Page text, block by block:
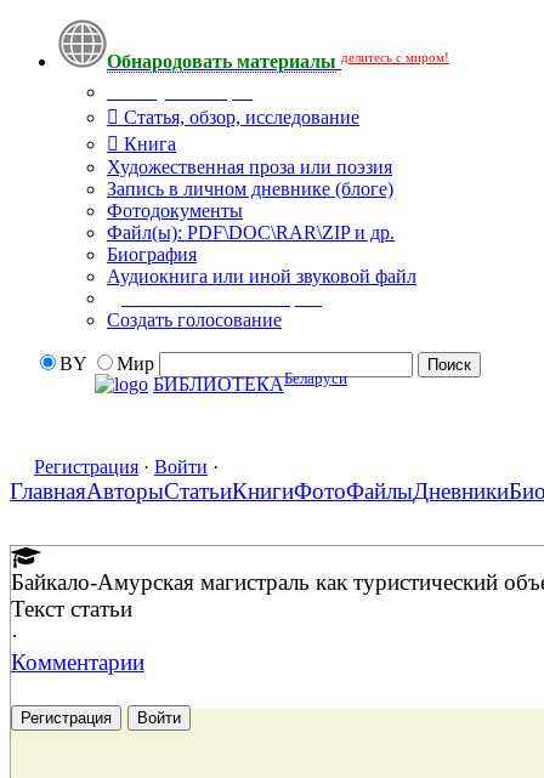
Обнародовать материалы делитесь с миром!
Статья, обзор, исследование
Книга
Художественная проза или поэзия
Запись в личном дневнике (блоге)
Фотодокументы
Файл(ы): PDF\DOC\RAR\ZIP и др.
Биография
Аудиокнига или иной звуковой файл
Создать голосование
BY
Мир
БИБЛИОТЕКАБеларуси
Регистрация · Войти ·
ГлавнаяАвторыСтатьиКнигиФотоФайлыДневники
Байкало-Амурская магистраль как туристический
Текст статьи
·
Комментарии
Регистрация Войти